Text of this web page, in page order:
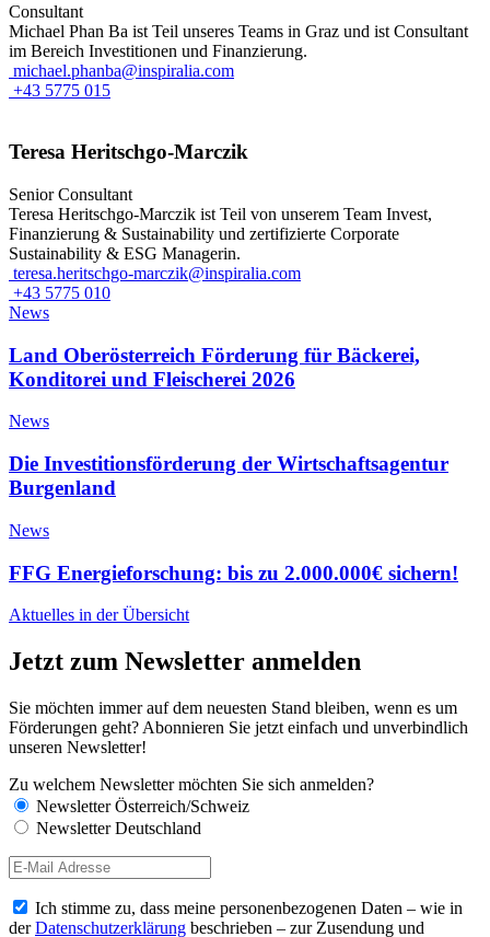
Consultant
Michael Phan Ba ist Teil unseres Teams in Graz und ist Consultant
im Bereich Investitionen und Finanzierung.
michael.phanba@inspiralia.com
+43 5775 015
Teresa Heritschgo-Marczik
Senior Consultant
Teresa Heritschgo-Marczik ist Teil von unserem Team Invest,
Finanzierung & Sustainability und zertifizierte Corporate
Sustainability & ESG Managerin.
teresa.heritschgo-marczik@inspiralia.com
+43 5775 010
News
Land Oberösterreich Förderung für Bäckerei,
Konditorei und Fleischerei 2026
News
Die Investitionsförderung der Wirtschaftsagentur
Burgenland
News
FFG Energieforschung: bis zu 2.000.000€ sichern!
Aktuelles in der Übersicht
Jetzt zum Newsletter anmelden
Sie möchten immer auf dem neuesten Stand bleiben, wenn es um
Förderungen geht? Abonnieren Sie jetzt einfach und unverbindlich
unseren Newsletter!
Zu welchem Newsletter möchten Sie sich anmelden?
Newsletter Österreich/Schweiz
Newsletter Deutschland
Ich stimme zu, dass meine personenbezogenen Daten – wie in
derDatenschutzerklärung beschrieben – zur Zusendung und